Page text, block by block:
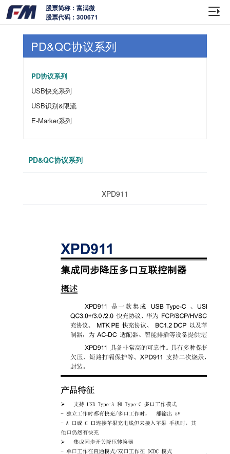
股票简称：富满微
股票代码：300671
PD&QC协议系列
PD协议系列
USB快充系列
USB识别&限流
E-Marker系列
PD&QC协议系列
XPD911